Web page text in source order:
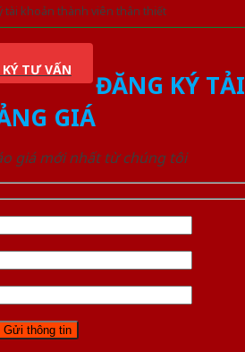
tài khoản thành viên thân thiết
TƯ VẤN
ĐĂNG KÝ TẢI
GIÁ
giá mới nhất từ chúng tôi